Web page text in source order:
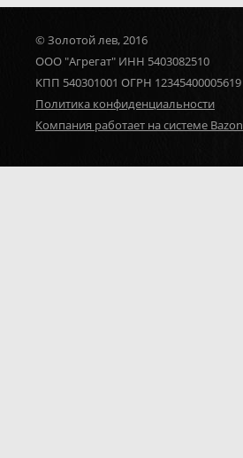
© Золотой лев, 2016
ООО "Агрегат" ИНН 5403082510
КПП 540301001 ОГРН 12345400005619
Политика конфиденциальности
Компания работает на системе Bazon